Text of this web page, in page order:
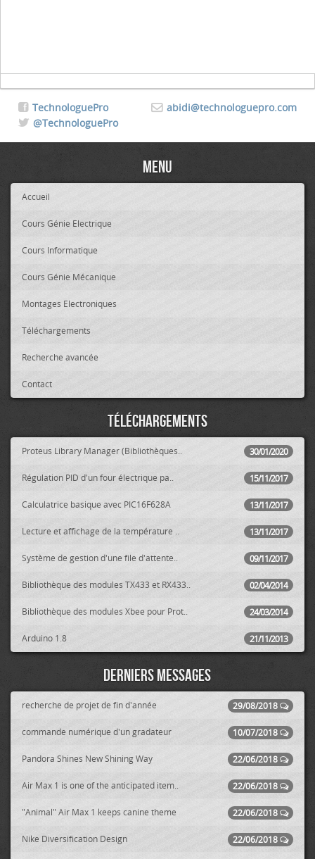
abidi@technologuepro.com
TechnologuePro
@TechnologuePro
Menu
Accueil
Cours Génie Electrique
Cours Informatique
Cours Génie Mécanique
Montages Electroniques
Téléchargements
Recherche avancée
Contact
Téléchargements
30/01/2020
Proteus Library Manager (Bibliothèques..
15/11/2017
Régulation PID d'un four électrique pa..
13/11/2017
Calculatrice basique avec PIC16F628A
13/11/2017
Lecture et affichage de la température ..
09/11/2017
Système de gestion d'une file d'attente..
02/04/2014
Bibliothèque des modules TX433 et RX433..
24/03/2014
Bibliothèque des modules Xbee pour Prot..
21/11/2013
Arduino 1.8
Derniers messages
29/08/2018
recherche de projet de fin d'année
10/07/2018
commande numérique d'un gradateur
22/06/2018
Pandora Shines New Shining Way
22/06/2018
Air Max 1 is one of the anticipated item..
22/06/2018
"Animal" Air Max 1 keeps canine theme
22/06/2018
Nike Diversification Design